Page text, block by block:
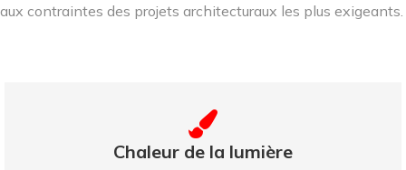
aux contraintes des projets architecturaux les plus exigeants.
Chaleur de la lumière